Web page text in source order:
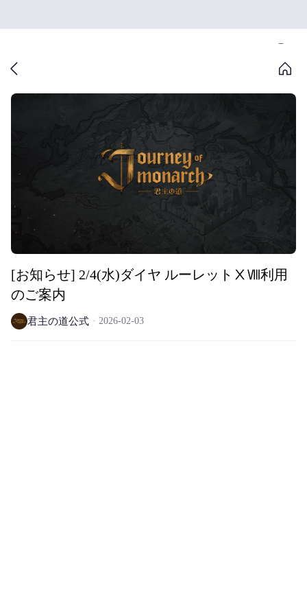
[お知らせ] 2/4(水)ダイヤ ルーレットⅩⅧ利用
のご案内
君主の道公式 2026-02-03